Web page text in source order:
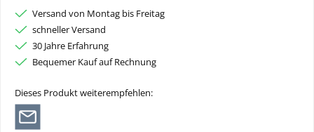
Versand von Montag bis Freitag
schneller Versand
30 Jahre Erfahrung
Bequemer Kauf auf Rechnung
Dieses Produkt weiterempfehlen: